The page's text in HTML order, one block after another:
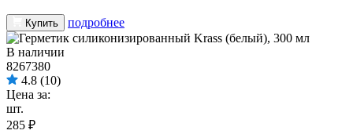
Купить подробнее
В наличии
8267380
4.8 (10)
Цена за:
шт.
285 ₽